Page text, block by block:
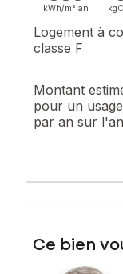
avec WC. À
complètent les
un espace de
exposé sont
Contactez votre
kWh/m². an
Logement à
classe F
Montant
pour un
par an sur
Ce bien